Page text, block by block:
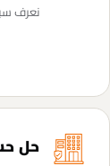
نعرف
حل